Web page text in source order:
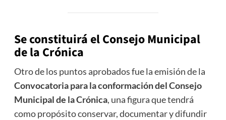
Se constituirá el Consejo Municipal
de la Crónica
Otro de los puntos aprobados fue la emisión de la
Convocatoria para la conformación del Consejo
Municipal de la Crónica, una figura que tendrá
como propósito conservar, documentar y difundir